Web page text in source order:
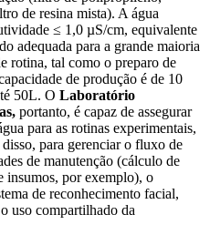
de resina mista). A água
≤ 1,0 µS/cm, equivalente
adequada para a grande maioria
rotina, tal como o preparo de
de produção é de 10
50L. O Laboratório
portanto, é capaz de assegurar
para as rotinas experimentais,
para gerenciar o fluxo de
de manutenção (cálculo de
insumos, por exemplo), o
de reconhecimento facial,
uso compartilhado da